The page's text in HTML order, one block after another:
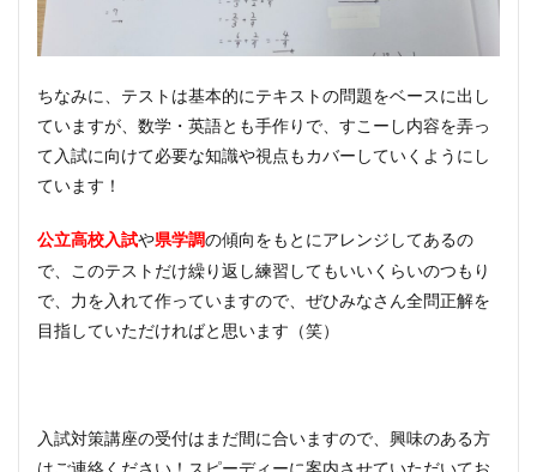
ちなみに、テストは基本的にテキストの問題をベースに出し
ていますが、数学・英語とも手作りで、すこーし内容を弄っ
て入試に向けて必要な知識や視点もカバーしていくようにし
ています！
公立高校入試や県学調の傾向をもとにアレンジしてあるの
で、このテストだけ繰り返し練習してもいいくらいのつもり
で、力を入れて作っていますので、ぜひみなさん全問正解を
目指していただければと思います（笑）
入試対策講座の受付はまだ間に合いますので、興味のある方
はご連絡ください！スピーディーに案内させていただいてお